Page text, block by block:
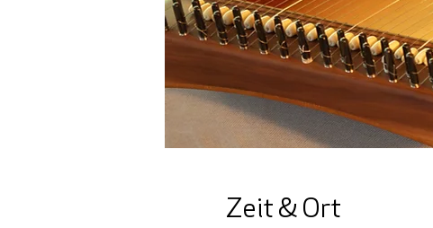
Zeit & Ort